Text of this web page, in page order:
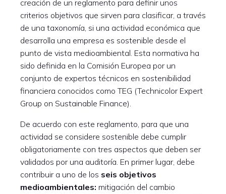
creación de un reglamento para definir unos
criterios objetivos que sirven para clasificar, a través
de una taxonomía, si una actividad económica que
desarrolla una empresa es sostenible desde el
punto de vista medioambiental. Esta normativa ha
sido definida en la Comisión Europea por un
conjunto de expertos técnicos en sostenibilidad
financiera conocidos como TEG (Technicolor Expert
Group on Sustainable Finance).
De acuerdo con este reglamento, para que una
actividad se considere sostenible debe cumplir
obligatoriamente con tres aspectos que deben ser
validados por una auditoría. En primer lugar, debe
contribuir a uno de los seis objetivos
medioambientales: mitigación del cambio